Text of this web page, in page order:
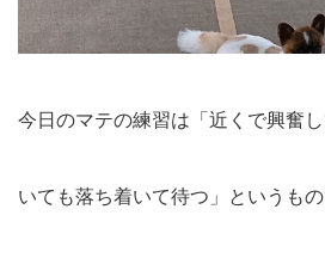
今日のマテの練習は「近くで興奮
いても落ち着いて待つ」というもの